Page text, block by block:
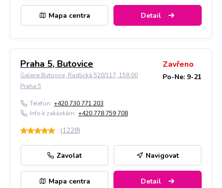
Mapa centra Detail
Praha 5, Butovice
Galerie Butovice, Radlická 520/117, 158 00
Praha 5
Zavřeno
Po-Ne: 9-21
Telefon: +420 730 771 203
Info k zakázkám: +420 778 759 708
(1228)
Zavolat Navigovat
Mapa centra Detail